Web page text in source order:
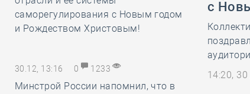
саморегулирования с Новым годом
и Рождеством Христовым!
30.12, 13:16 0 1233
Минстрой России напомнил, что в
с
14:20,